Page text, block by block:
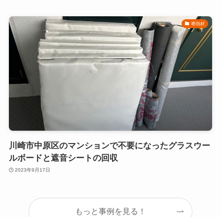
断熱材
川崎市中原区のマンションで不要になったグラスウー
ルボードと遮音シートの回収
2023年9月17日
もっと事例を見る！